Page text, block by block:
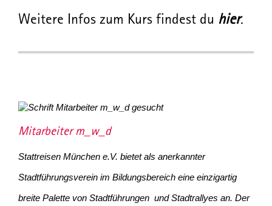
Weitere Infos zum Kurs findest du hier.
Mitarbeiter m_w_d
Stattreisen München e.V. bietet als anerkannter
Stadtführungsverein im Bildungsbereich eine einzigartig
breite Palette von Stadtführungen und Stadtrallyes an. Der